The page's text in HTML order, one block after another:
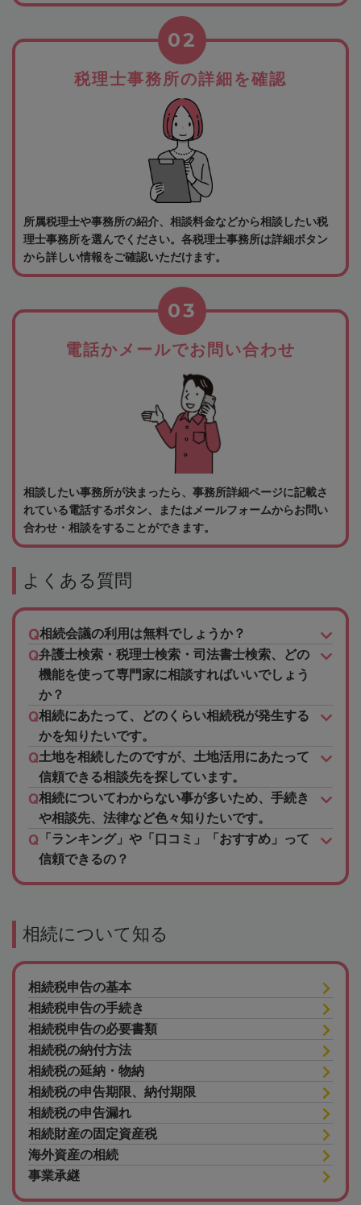
税理士事務所の詳細を確認
02
所属税理士や事務所の紹介、相談料金などから相談したい税
理士事務所を選んでください。各税理士事務所は詳細ボタン
から詳しい情報をご確認いただけます。
電話かメールでお問い合わせ
03
相談したい事務所が決まったら、事務所詳細ページに記載さ
れている電話するボタン、またはメールフォームからお問い
合わせ・相談をすることができます。
よくある質問
相続会議の利用は無料でしょうか？
弁護士検索・税理士検索・司法書士検索、どの
機能を使って専門家に相談すればいいでしょう
か？
相続にあたって、どのくらい相続税が発生する
かを知りたいです。
土地を相続したのですが、土地活用にあたって
信頼できる相談先を探しています。
相続についてわからない事が多いため、手続き
や相談先、法律など色々知りたいです。
「ランキング」や「口コミ」「おすすめ」って
信頼できるの？
相続について知る
相続税申告の基本
相続税申告の手続き
相続税申告の必要書類
相続税の納付方法
相続税の延納・物納
相続税の申告期限、納付期限
相続税の申告漏れ
相続財産の固定資産税
海外資産の相続
事業承継